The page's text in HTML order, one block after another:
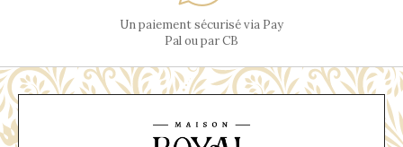
Un paiement sécurisé via Pay
Pal ou par CB